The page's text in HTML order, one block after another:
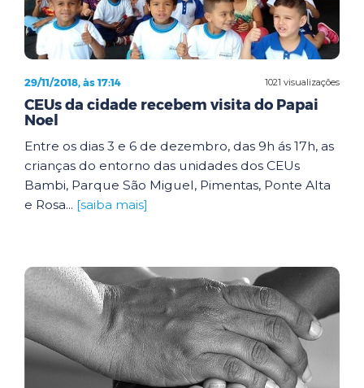
1021 visualizações
29/11/2018, às 17:14
CEUs da cidade recebem visita do Papai
Noel
Entre os dias 3 e 6 de dezembro, das 9h ás 17h, as
crianças do entorno das unidades dos CEUs
Bambi, Parque São Miguel, Pimentas, Ponte Alta
e Rosa... [saiba mais]